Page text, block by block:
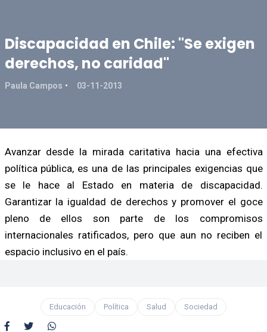
Discapacidad en Chile: "Se exigen
derechos, no caridad"
Paula Campos 03-11-2013
Avanzar desde la mirada caritativa hacia una efectiva
política pública, es una de las principales exigencias que
se le hace al Estado en materia de discapacidad.
Garantizar la igualdad de derechos y promover el goce
pleno de ellos son parte de los compromisos
internacionales ratificados, pero que aun no reciben el
espacio inclusivo en el país.
Educación Política Salud Sociedad